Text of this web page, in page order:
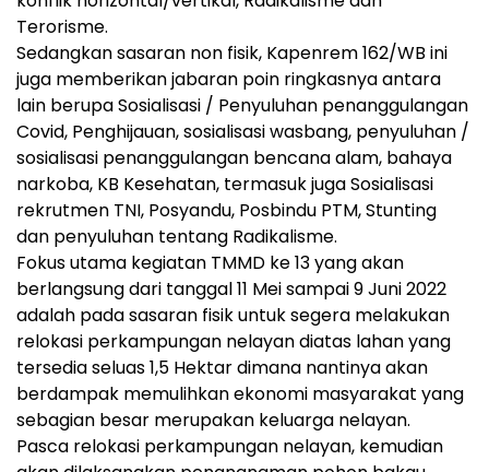
Terorisme.
Sedangkan sasaran non fisik, Kapenrem 162/WB ini
juga memberikan jabaran poin ringkasnya antara
lain berupa Sosialisasi / Penyuluhan penanggulangan
Covid, Penghijauan, sosialisasi wasbang, penyuluhan /
sosialisasi penanggulangan bencana alam, bahaya
narkoba, KB Kesehatan, termasuk juga Sosialisasi
rekrutmen TNI, Posyandu, Posbindu PTM, Stunting
dan penyuluhan tentang Radikalisme.
Fokus utama kegiatan TMMD ke 13 yang akan
berlangsung dari tanggal 11 Mei sampai 9 Juni 2022
adalah pada sasaran fisik untuk segera melakukan
relokasi perkampungan nelayan diatas lahan yang
tersedia seluas 1,5 Hektar dimana nantinya akan
berdampak memulihkan ekonomi masyarakat yang
sebagian besar merupakan keluarga nelayan.
Pasca relokasi perkampungan nelayan, kemudian